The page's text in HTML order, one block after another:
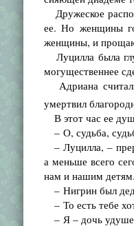
Дружеское
ее. Но женщины
женщины, и
Луцилла была
могущественнее
Адриана
умертвил
В этот час ее
– О, судьба,
– Луцилла, –
а меньше всего
нам и нашим детям.
– Нигрин был
– То есть тебе
– Я – дочь